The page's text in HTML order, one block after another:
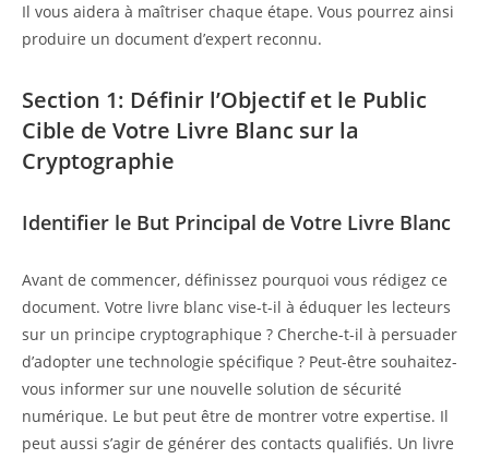
Il vous aidera à maîtriser chaque étape. Vous pourrez ainsi
produire un document d’expert reconnu.
Section 1: Définir l’Objectif et le Public
Cible de Votre Livre Blanc sur la
Cryptographie
Identifier le But Principal de Votre Livre Blanc
Avant de commencer, définissez pourquoi vous rédigez ce
document. Votre livre blanc vise-t-il à éduquer les lecteurs
sur un principe cryptographique ? Cherche-t-il à persuader
d’adopter une technologie spécifique ? Peut-être souhaitez-
vous informer sur une nouvelle solution de sécurité
numérique. Le but peut être de montrer votre expertise. Il
peut aussi s’agir de générer des contacts qualifiés. Un livre